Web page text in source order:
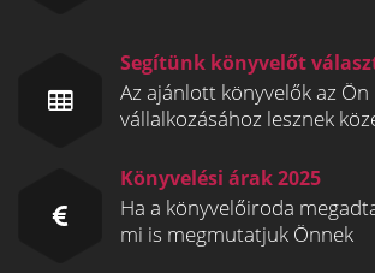
Segítünk könyvelőt
Az ajánlott könyvelők az Ön
vállalkozásához lesznek
Könyvelési árak 2025
Ha a könyvelőiroda
mi is megmutatjuk Önnek